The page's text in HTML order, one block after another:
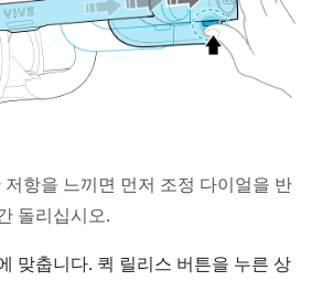
저항을 느끼면 먼저 조정 다이얼을 반
돌리십시오.
맞춥니다. 퀵 릴리스 버튼을 누른 상